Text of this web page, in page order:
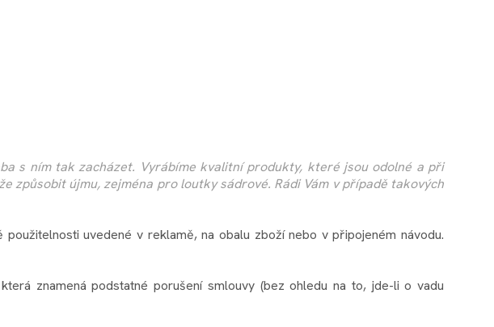
s ním tak zacházet. Vyrábíme kvalitní produkty, které jsou odolné a při
způsobit újmu, zejména pro loutky sádrové. Rádi Vám v případě takových
uvedené v reklamě, na obalu zboží nebo v připojeném návodu.
znamená podstatné porušení smlouvy (bez ohledu na to, jde-li o vadu